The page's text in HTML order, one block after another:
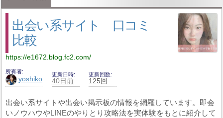
出会い系サイト 口コミ
比較
https://e1672.blog.fc2.com/
所有者
yoshiko
更新日時
40日前
更新回数
125回
出会い系サイトや出会い掲示板の情報を網羅しています。即会
いノウハウやLINEのやりとり攻略法を実体験をもとに紹介して